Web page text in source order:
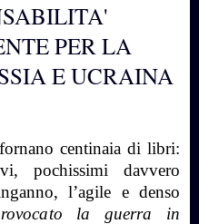
PER LA
E UCRAINA
centinaia di libri:
pochissimi davvero
l’agile e denso
la guerra in